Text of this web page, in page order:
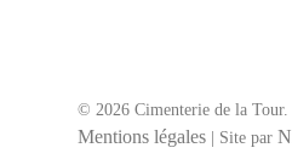
© 2026 Cimenterie de la Tour.
Mentions légales | Site par